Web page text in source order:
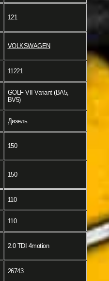
121
VOLKSWAGEN
11221
GOLF VII Variant (BA5,
BV5)
Дизель
150
150
110
110
2.0 TDI 4motion
26743